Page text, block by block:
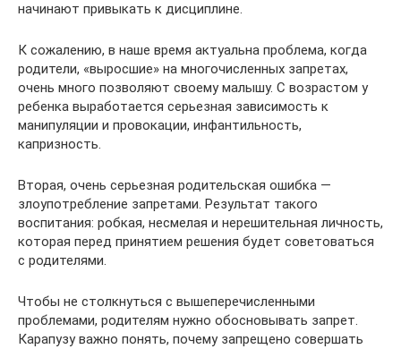
начинают привыкать к дисциплине.
К сожалению, в наше время актуальна проблема, когда
родители, «выросшие» на многочисленных запретах,
очень много позволяют своему малышу. С возрастом у
ребенка выработается серьезная зависимость к
манипуляции и провокации, инфантильность,
капризность.
Вторая, очень серьезная родительская ошибка —
злоупотребление запретами. Результат такого
воспитания: робкая, несмелая и нерешительная личность,
которая перед принятием решения будет советоваться
с родителями.
Чтобы не столкнуться с вышеперечисленными
проблемами, родителям нужно обосновывать запрет.
Карапузу важно понять, почему запрещено совершать